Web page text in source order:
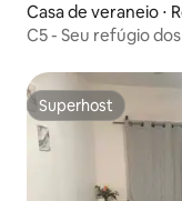
Casa de veraneio ⋅
C5 - Seu refúgio
Superhost
Superhost